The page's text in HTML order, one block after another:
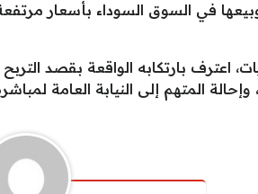
في السوق السوداء بأسعار
اعترف بارتكابه الواقعة بقصد التربح
المتهم إلى النيابة العامة